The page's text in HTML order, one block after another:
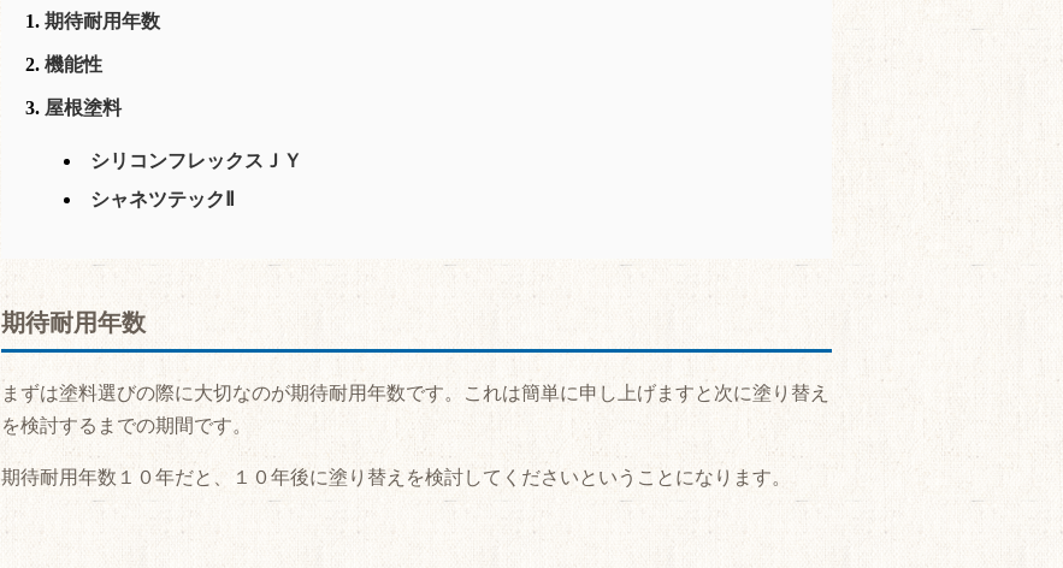
期待耐用年数
機能性
屋根塗料
シリコンフレックスＪＹ
シャネツテックⅡ
期待耐用年数
まずは塗料選びの際に大切なのが期待耐用年数です。これは簡単に申し上げますと次に塗り替え
を検討するまでの期間です。
期待耐用年数１０年だと、１０年後に塗り替えを検討してくださいということになります。